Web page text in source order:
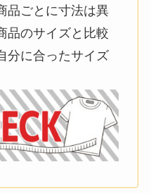
品ごとに寸法は異
品のサイズと比較
分に合ったサイズ